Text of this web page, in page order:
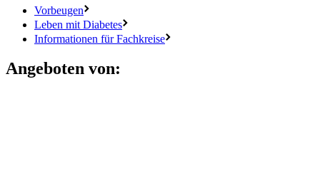
Vorbeugen
Leben mit Diabetes
Informationen für Fachkreise
Angeboten von: